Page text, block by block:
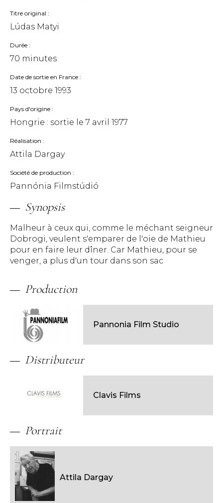
Titre original
Lúdas Matyi
Durée
70 minutes
Date de sortie en France
13 octobre 1993
Pays d'origine
Hongrie : sortie le 7 avril 1977
Réalisation
Attila Dargay
Société de production
Pannónia Filmstúdió
Synopsis
Malheur à ceux qui, comme le méchant seigneur
Dobrogi, veulent s'emparer de l'oie de Mathieu
pour en faire leur dîner. Car Mathieu, pour se
venger, a plus d'un tour dans son sac
Production
Pannonia Film Studio
Distributeur
Clavis Films
Portrait
Attila Dargay